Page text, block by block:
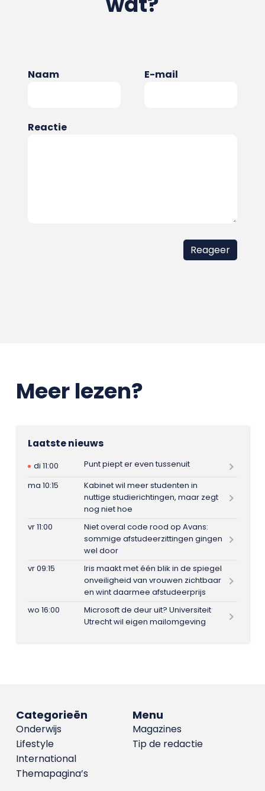
Naam E-mail
Reactie
Meer lezen?
Laatste nieuws
di 11:00
Punt piept er even tussenuit
ma 10:15
Kabinet wil meer studenten in
nuttige studierichtingen, maar zegt
nog niet hoe
vr 11:00
Niet overal code rood op Avans:
sommige afstudeerzittingen gingen
wel door
vr 09:15
Iris maakt met één blik in de spiegel
onveiligheid van vrouwen zichtbaar
en wint daarmee afstudeerprijs
wo 16:00
Microsoft de deur uit? Universiteit
Utrecht wil eigen mailomgeving
Menu
Magazines
Tip de redactie
Categorieën
Onderwijs
Lifestyle
International
Themapagina’s